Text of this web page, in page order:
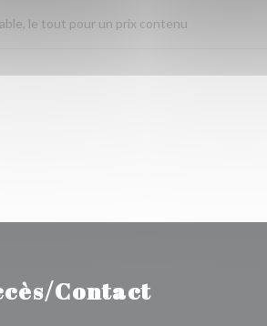
le tout pour un prix contenu
Contact